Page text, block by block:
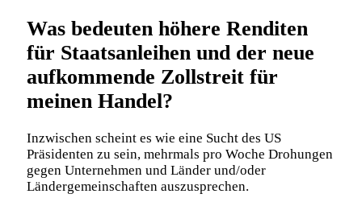
Was bedeuten höhere Renditen
für Staatsanleihen und der neue
aufkommende Zollstreit für
meinen Handel?
Inzwischen scheint es wie eine Sucht des US
Präsidenten zu sein, mehrmals pro Woche Drohungen
gegen Unternehmen und Länder und/oder
Ländergemeinschaften auszusprechen.